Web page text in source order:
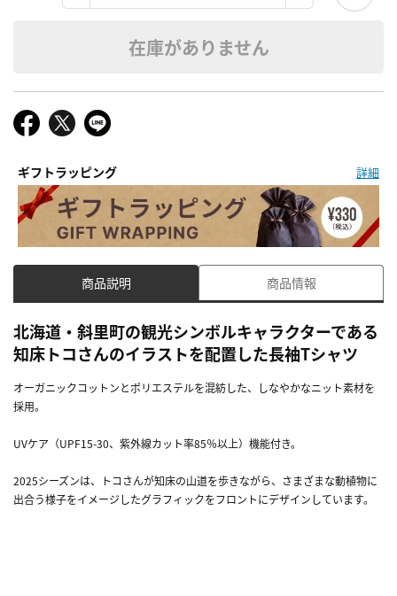
在庫がありません
ギフトラッピング 詳細
商品説明 商品情報
北海道・斜里町の観光シンボルキャラクターである
知床トコさんのイラストを配置した長袖Tシャツ
オーガニックコットンとポリエステルを混紡した、しなやかなニット素材を
採用。
UVケア（UPF15-30、紫外線カット率85％以上）機能付き。
2025シーズンは、トコさんが知床の山道を歩きながら、さまざまな動植物に
出合う様子をイメージしたグラフィックをフロントにデザインしています。